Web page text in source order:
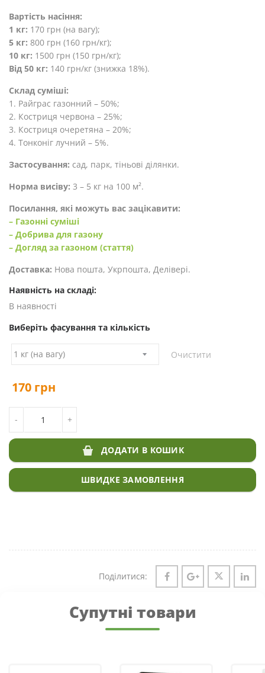
Вартість насіння:
1 кг: 170 грн (на вагу);
5 кг: 800 грн (160 грн/кг);
10 кг: 1500 грн (150 грн/кг);
Від 50 кг: 140 грн/кг (знижка 18%).
Склад суміші:
1. Райграс газонний – 50%;
2. Костриця червона – 25%;
3. Костриця очеретяна – 20%;
4. Тонконіг лучний – 5%.
Застосування: сад, парк, тіньові ділянки.
Норма висіву: 3 – 5 кг на 100 м².
Посилання, які можуть вас зацікавити:
– Газонні суміші
– Добрива для газону
– Догляд за газоном (стаття)
Доставка: Нова пошта, Укрпошта, Делівері.
Наявність на складі:
В наявності
Виберіть фасування та кількість
Очистити
170 грн
- +
ДОДАТИ В КОШИК
ШВИДКЕ ЗАМОВЛЕННЯ
Поділитися:
Супутні товари